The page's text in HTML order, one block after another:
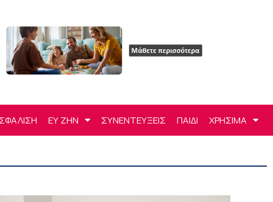
ΕΥ ΖΗΝ ΣΥΝΕΝΤΕΥΞΕΙΣ ΠΑΙΔΙ ΧΡΗΣΙΜΑ